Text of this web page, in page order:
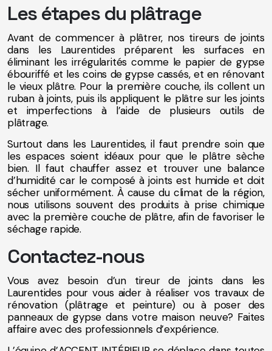
Les étapes du plâtrage
Avant de commencer à plâtrer, nos tireurs de joints
dans les Laurentides préparent les surfaces en
éliminant les irrégularités comme le papier de gypse
ébouriffé et les coins de gypse cassés, et en rénovant
le vieux plâtre. Pour la première couche, ils collent un
ruban à joints, puis ils appliquent le plâtre sur les joints
et imperfections à l’aide de plusieurs outils de
plâtrage.
Surtout dans les Laurentides, il faut prendre soin que
les espaces soient idéaux pour que le plâtre sèche
bien. Il faut chauffer assez et trouver une balance
d’humidité car le composé à joints est humide et doit
sécher uniformément. À cause du climat de la région,
nous utilisons souvent des produits à prise chimique
avec la première couche de plâtre, afin de favoriser le
séchage rapide.
Contactez-nous
Vous avez besoin d’un tireur de joints dans les
Laurentides pour vous aider à réaliser vos travaux de
rénovation (plâtrage et peinture) ou à poser des
panneaux de gypse dans votre maison neuve? Faites
affaire avec des professionnels d’expérience.